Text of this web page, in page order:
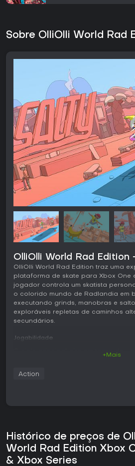
Sobre OlliOlli World Rad
OlliOlli World Rad Edition
OlliOlli World Rad Edition traz uma
plataforma de skate para Xbox One
jogador controla um skatista
o colorido mundo de Radlandia em
executando grinds, manobras e
exploráveis repletas de caminhos
secundários.
Jogabilidade
pequenos erros dos iniciantes. As
de pontuações mais altas ou
personalização abrange aparência,
e estilo próprio, liberados conforme
recompensas da campanha principal.
+Mais
Action
Histórico de preços de
World Rad Edition Xbox
& Xbox Series